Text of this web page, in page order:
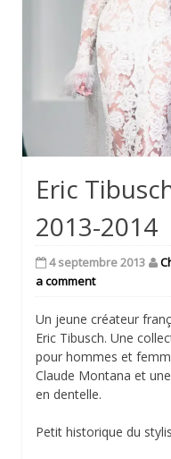
Eric
2013-2014
4 septembre 2013
a comment
Un jeune créateur
Eric Tibusch. Une
pour hommes et
Claude Montana et
en dentelle.
Petit historique du